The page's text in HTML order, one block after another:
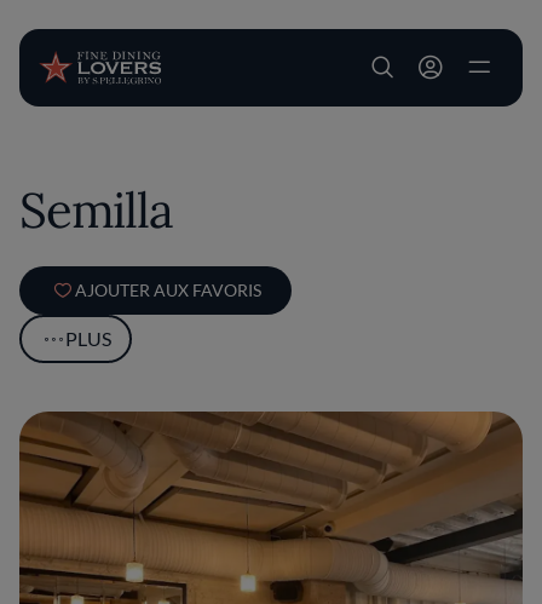
User account
Semilla
AJOUTER AUX FAVORIS
PLUS